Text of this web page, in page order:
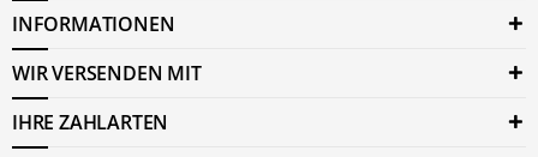
INFORMATIONEN
WIR VERSENDEN MIT
IHRE ZAHLARTEN